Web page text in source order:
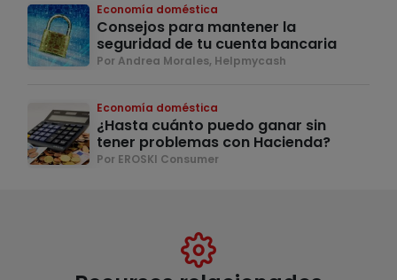
Economía doméstica
Consejos para mantener la
seguridad de tu cuenta bancaria
Por Andrea Morales, Helpmycash
Economía doméstica
¿Hasta cuánto puedo ganar sin
tener problemas con Hacienda?
Por EROSKI Consumer